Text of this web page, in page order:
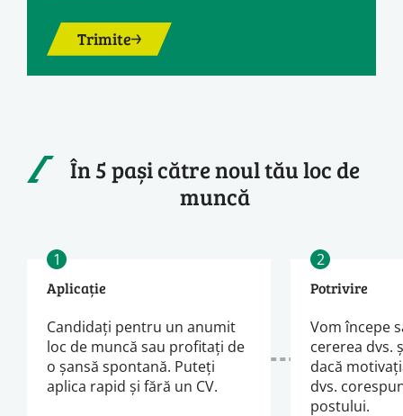
Trimite
În 5 pași către noul tău loc de
muncă
1
Aplicație
Candidați pentru un anumit
loc de muncă sau profitați de
o șansă spontană. Puteți
aplica rapid și fără un CV.
2
Potrivire
Vom începe
cererea dvs.
dacă
dvs.
postului.